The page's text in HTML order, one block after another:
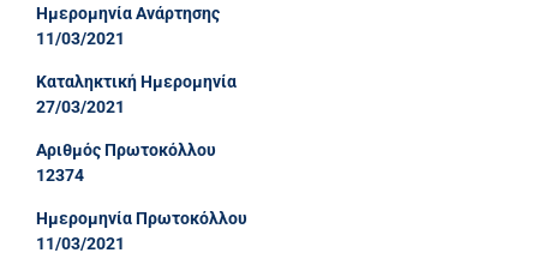
Ημερομηνία Ανάρτησης
11/03/2021
Καταληκτική Ημερομηνία
27/03/2021
Αριθμός Πρωτοκόλλου
12374
Ημερομηνία Πρωτοκόλλου
11/03/2021